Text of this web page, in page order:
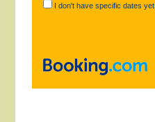
I don't have specific dates yet